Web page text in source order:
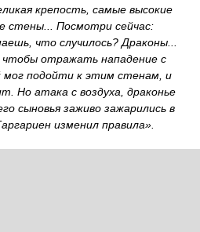
крепость, самые высокие
стены... Посмотри сейчас:
что случилось? Драконы...
чтобы отражать нападение с
подойти к этим стенам, и
Но атака с воздуха, драконье
сыновья заживо зажарились в
изменил правила».